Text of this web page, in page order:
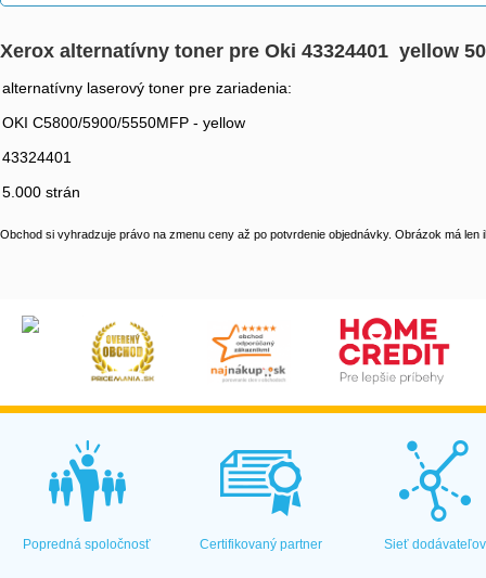
Xerox alternatívny toner pre Oki 43324401 yellow
alternatívny laserový toner pre zariadenia:
OKI C5800/5900/5550MFP - yellow
43324401
5.000 strán
Obchod si vyhradzuje právo na zmenu ceny až po potvrdenie objednávky. Obrázok má len
Popredná spoločnosť Certifikovaný partner Sieť dodávateľov